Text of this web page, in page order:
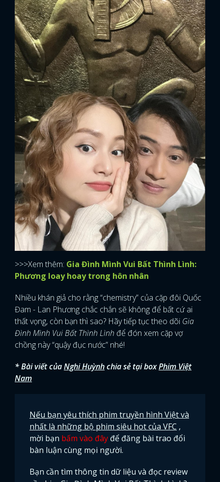
ĐĂNG NHẬP
>>>Xem thêm: Gia Đình Mình Vui Bất Thình Lình:
Phương loay hoay trong hôn nhân
Nhiều khán giả cho rằng “chemistry” của cặp đôi Quốc
Đam - Lan Phương chắc chắn sẽ không để bất cứ ai
thất vọng, còn bạn thì sao? Hãy tiếp tục theo dõi Gia
Đình Mình Vui Bất Thình Lình để đón xem cặp vợ
chồng này “quậy đục nước” nhé!
* Bài viết củaNghi Huỳnhchia sẻ tại boxPhim Việt
Nam
Nếu bạn yêu thích phim truyền hình Việt và
nhất là những bộ phim siêu hot của VFC ,
mời bạn bấm vào đây để đăng bài trao đổi
bàn luận cùng mọi người.
Bạn cần tìm thông tin dữ liệu và đọc review